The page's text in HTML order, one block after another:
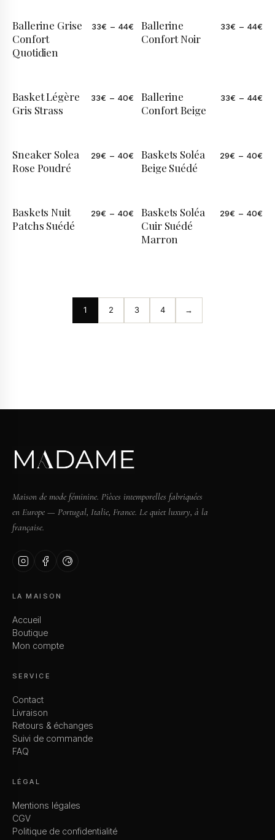
Ballerine Grise
Confort
Quotidien
33€ – 44€
Ballerine
Confort Noir
33€ – 44€
Basket Légère
Gris Strass
33€ – 40€
Ballerine
Confort Beige
33€ – 44€
Sneaker Solea
Rose Poudré
29€ – 40€
Baskets Soléa
Beige Suédé
29€ – 40€
Baskets Nuit
Patchs Suédé
29€ – 40€
Baskets Soléa
Cuir Suédé
Marron
29€ – 40€
1 2 3 4 →
Maison de mode féminine. Pièces intemporelles fabriquées
en Europe — Portugal, Italie, France. Le quiet luxury, à la
française.
LA MAISON
Accueil
Boutique
Mon compte
SERVICE
Contact
Livraison
Retours & échanges
Suivi de commande
FAQ
LÉGAL
Mentions légales
CGV
Politique de confidentialité